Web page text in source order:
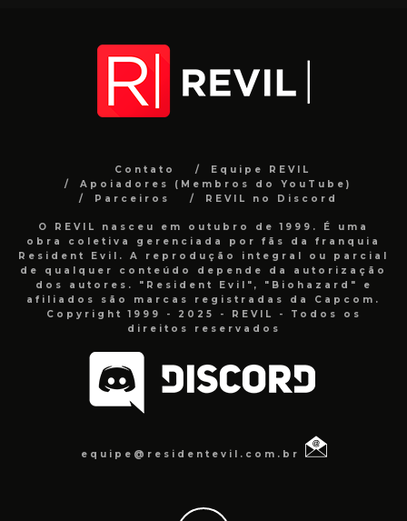
Contato
Equipe REVIL
Apoiadores (Membros do YouTube)
Parceiros
REVIL no Discord
O REVIL nasceu em outubro de 1999. É uma
obra coletiva gerenciada por fãs da franquia
Resident Evil. A reprodução integral ou parcial
de qualquer conteúdo depende da autorização
dos autores. "Resident Evil", "Biohazard" e
afiliados são marcas registradas da Capcom.
Copyright 1999 - 2025 - REVIL - Todos os
direitos reservados
equipe@residentevil.com.br